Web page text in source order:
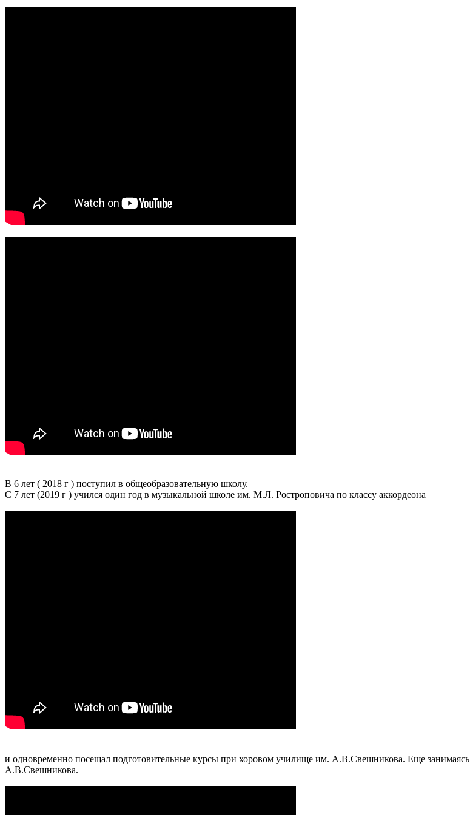
В 6 лет ( 2018 г ) поступил в общеобразовательную школу.
С 7 лет (2019 г ) учился один год в музыкальной школе им. М.Л. Ростроповича по классу аккордеона
и одновременно посещал подготовительные курсы при хоровом училище им. А.В.Свешникова. Еще занимаясь
А.В.Свешникова.